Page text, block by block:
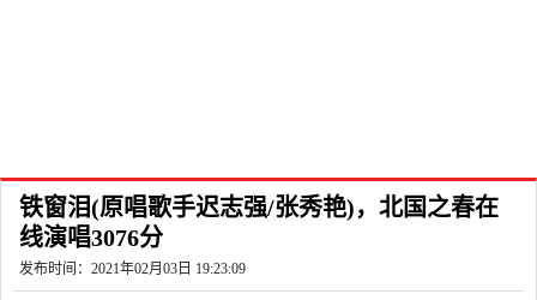
铁窗泪(原唱歌手迟志强/张秀艳)，北国之春在
线演唱3076分
发布时间：2021年02月03日 19:23:09